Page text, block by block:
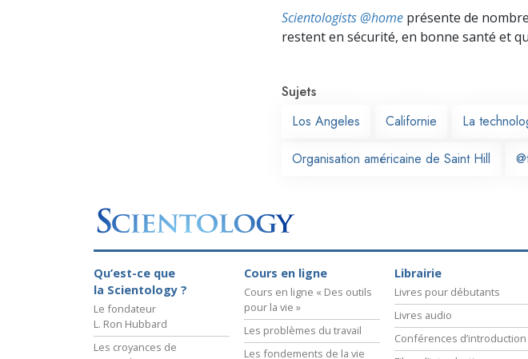
Scientologists @home présente de
restent en sécurité, en bonne santé et
Sujets
Los Angeles
Californie La
Organisation américaine de Saint Hill
Qu’est-ce que
la Scientology ?
Le fondateur
L. Ron Hubbard
Les croyances de
Cours en ligne
Cours en ligne « Des outils
pour la vie »
Les problèmes du travail
Les fondements de la vie
Librairie
Livres pour débutants
Livres audio
Conférences d’introduction